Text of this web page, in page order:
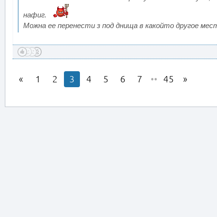
нафиг.
Можна ее перенести з под днища в какойто другое
1 2 3 4 5 6 7 •• 45